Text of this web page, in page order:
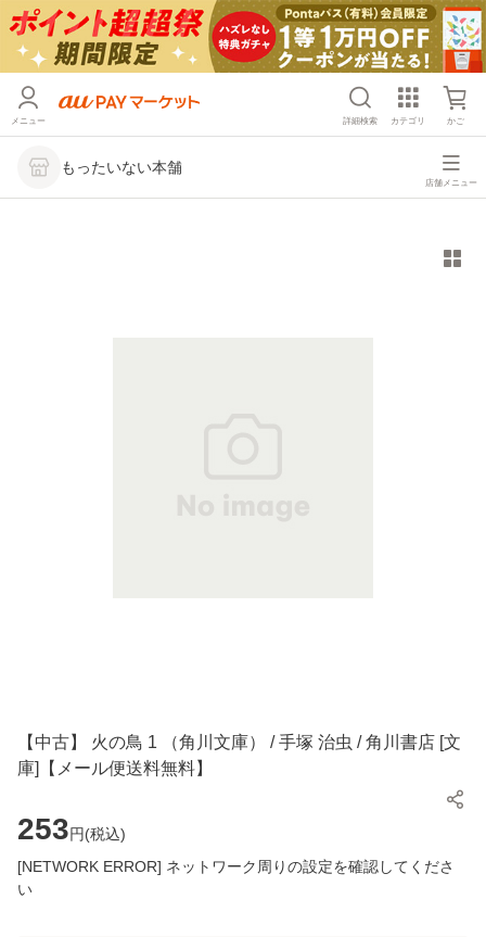
メニュー 詳細検索 カテゴリ かご
もったいない本舗
店舗メニュー
【中古】 火の鳥 1 （角川文庫） / 手塚 治虫 / 角川書店 [文
庫]【メール便送料無料】
253円(税込)
[NETWORK ERROR] ネットワーク周りの設定を確認してくださ
い